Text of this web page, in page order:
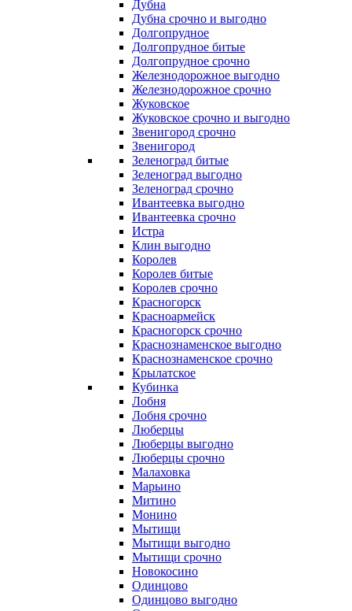
Дубна
Дубна срочно и выгодно
Долгопрудное
Долгопрудное битые
Долгопрудное срочно
Железнодорожное выгодно
Железнодорожное срочно
Жуковское
Жуковское срочно и выгодно
Звенигород срочно
Звенигород
Зеленоград битые
Зеленоград выгодно
Зеленоград срочно
Ивантеевка выгодно
Ивантеевка срочно
Истра
Клин выгодно
Королев
Королев битые
Королев срочно
Красногорск
Красноармейск
Красногорск срочно
Краснознаменское выгодно
Краснознаменское срочно
Крылатское
Кубинка
Лобня
Лобня срочно
Люберцы
Люберцы выгодно
Люберцы срочно
Малаховка
Марьино
Митино
Монино
Мытищи
Мытищи выгодно
Мытищи срочно
Новокосино
Одинцово
Одинцово выгодно